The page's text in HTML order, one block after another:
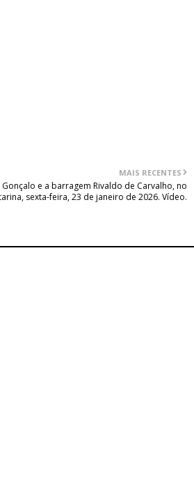
MAIS RECENTES
e a barragem Rivaldo de Carvalho, no
sexta-feira, 23 de janeiro de 2026. Vídeo.